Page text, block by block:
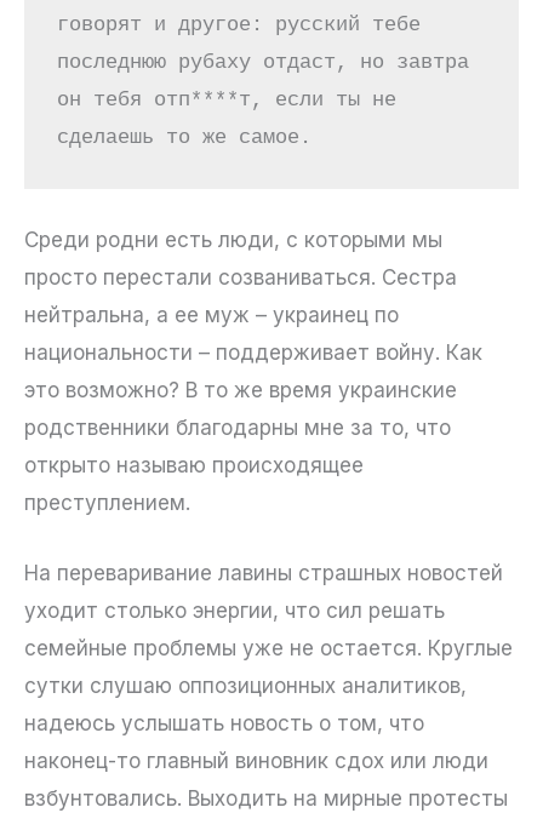
говорят и другое: русский тебе
последнюю рубаху отдаст, но завтра
он тебя отп****т, если ты не
сделаешь то же самое.
Среди родни есть люди, с которыми мы
просто перестали созваниваться. Сестра
нейтральна, а ее муж – украинец по
национальности ­– поддерживает войну. Как
это возможно? В то же время украинские
родственники благодарны мне за то, что
открыто называю происходящее
преступлением.
На переваривание лавины страшных новостей
уходит столько энергии, что сил решать
семейные проблемы уже не остается. Круглые
сутки слушаю оппозиционных аналитиков,
надеюсь услышать новость о том, что
наконец-то главный виновник сдох или люди
взбунтовались. Выходить на мирные протесты